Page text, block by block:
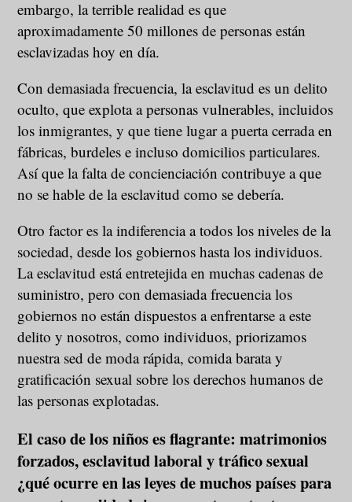
embargo, la terrible realidad es que
aproximadamente 50 millones de personas están
esclavizadas hoy en día.
Con demasiada frecuencia, la esclavitud es un delito
oculto, que explota a personas vulnerables, incluidos
los inmigrantes, y que tiene lugar a puerta cerrada en
fábricas, burdeles e incluso domicilios particulares.
Así que la falta de concienciación contribuye a que
no se hable de la esclavitud como se debería.
Otro factor es la indiferencia a todos los niveles de la
sociedad, desde los gobiernos hasta los individuos.
La esclavitud está entretejida en muchas cadenas de
suministro, pero con demasiada frecuencia los
gobiernos no están dispuestos a enfrentarse a este
delito y nosotros, como individuos, priorizamos
nuestra sed de moda rápida, comida barata y
gratificación sexual sobre los derechos humanos de
las personas explotadas.
El caso de los niños es flagrante: matrimonios
forzados, esclavitud laboral y tráfico sexual
¿qué ocurre en las leyes de muchos países para